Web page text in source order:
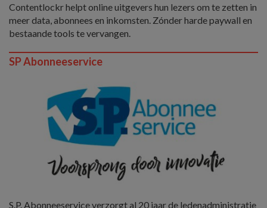
Contentlockr helpt online uitgevers hun lezers om te zetten in
meer data, abonnees en inkomsten. Zónder harde paywall en
bestaande tools te vervangen.
SP Abonneeservice
S.P. Abonneeservice verzorgt al 20 jaar de ledenadministratie